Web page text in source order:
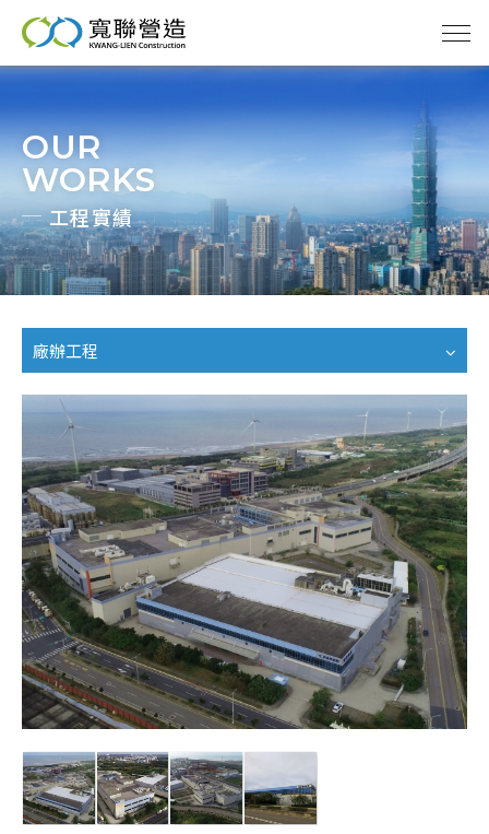
OUR
WORKS
工程實績
廠辦工程
聯
理
績
享
們